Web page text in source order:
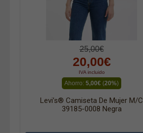
25,00€
20,00€
IVA incluido
Ahorro: 5,00€ (20%)
Levi’s® Camiseta De Mujer M/c
39185-0008 Negra